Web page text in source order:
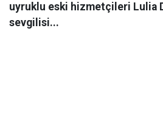
uyruklu eski hizmetçileri Lulia
sevgilisi...